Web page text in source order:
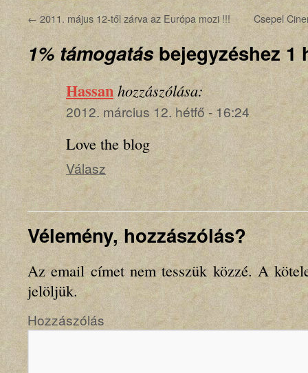
←2011. május 12-től zárva az Európa mozi !!! Csepel
1% támogatásbejegyzéshez 1
Hassan hozzászólása:
2012. március 12. hétfő - 16:24
Love the blog
Válasz
Vélemény, hozzászólás?
Az email címet nem tesszük közzé.A
jelöljük.
Hozzászólás